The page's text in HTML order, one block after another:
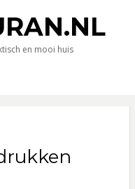
en mooi huis